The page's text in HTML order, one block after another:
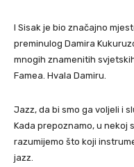
I Sisak je bio značajno
preminulog Damira
mnogih znamenitih
Famea. Hvala Damiru.
Jazz, da bi smo ga voljeli i
Kada prepoznamo, u nekoj
razumijemo što koji
jazz.